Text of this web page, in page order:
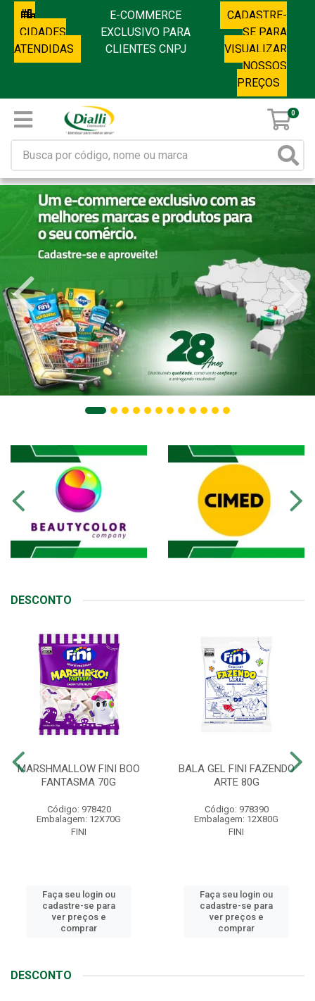
CIDADES
ATENDIDAS
E-COMMERCE
EXCLUSIVO PARA
CLIENTES CNPJ
CADASTRE-
SE PARA
VISUALIZAR
NOSSOS
PREÇOS
0
DESCONTO
MARSHMALLOW FINI BOO
FANTASMA 70G
Código: 978420
Embalagem: 12X70G
FINI
Faça seu login ou
cadastre-se para
ver preços e
comprar
BALA GEL FINI FAZENDO
ARTE 80G
Código: 978390
Embalagem: 12X80G
FINI
Faça seu login ou
cadastre-se para
ver preços e
comprar
DESCONTO